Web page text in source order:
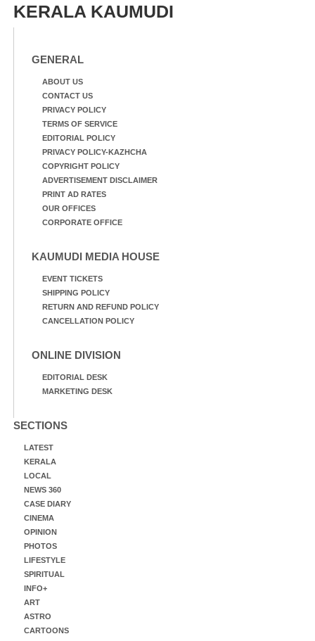
KERALA KAUMUDI
GENERAL
ABOUT US
CONTACT US
PRIVACY POLICY
TERMS OF SERVICE
EDITORIAL POLICY
PRIVACY POLICY-KAZHCHA
COPYRIGHT POLICY
ADVERTISEMENT DISCLAIMER
PRINT AD RATES
OUR OFFICES
CORPORATE OFFICE
KAUMUDI MEDIA HOUSE
EVENT TICKETS
SHIPPING POLICY
RETURN AND REFUND POLICY
CANCELLATION POLICY
ONLINE DIVISION
EDITORIAL DESK
MARKETING DESK
SECTIONS
LATEST
KERALA
LOCAL
NEWS 360
CASE DIARY
CINEMA
OPINION
PHOTOS
LIFESTYLE
SPIRITUAL
INFO+
ART
ASTRO
CARTOONS